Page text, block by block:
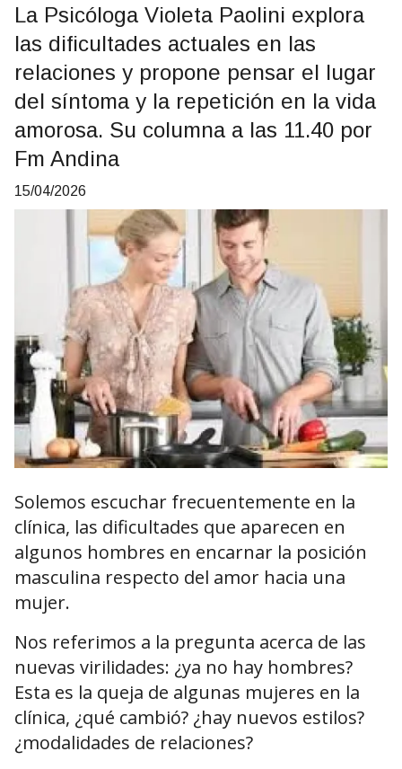
La Psicóloga Violeta Paolini explora
las dificultades actuales en las
relaciones y propone pensar el lugar
del síntoma y la repetición en la vida
amorosa. Su columna a las 11.40 por
Fm Andina
15/04/2026
Solemos escuchar frecuentemente en la
clínica, las dificultades que aparecen en
algunos hombres en encarnar la posición
masculina respecto del amor hacia una
mujer.
Nos referimos a la pregunta acerca de las
nuevas virilidades: ¿ya no hay hombres?
Esta es la queja de algunas mujeres en la
clínica, ¿qué cambió? ¿hay nuevos estilos?
¿modalidades de relaciones?